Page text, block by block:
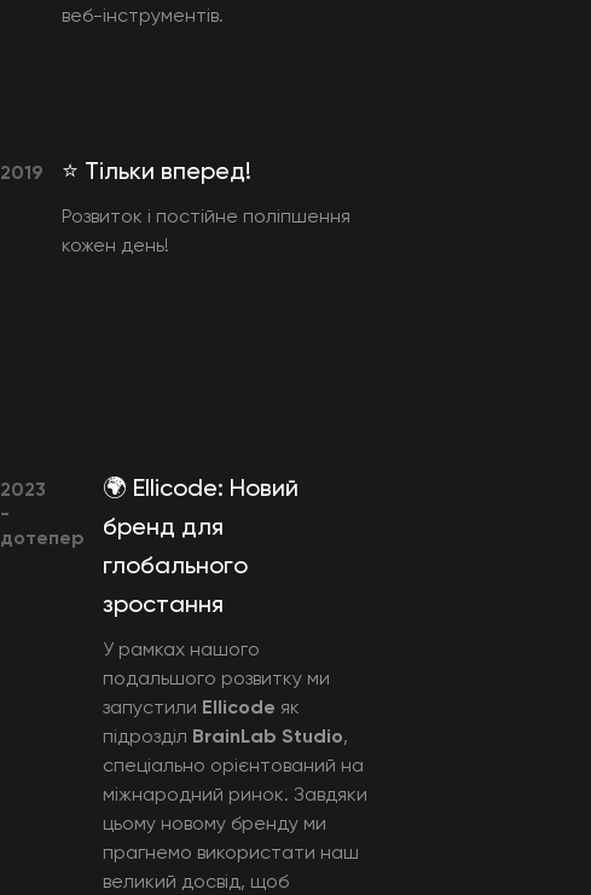
веб-інструментів.
2019 ⭐️ Тільки вперед!
Розвиток і постійне поліпшення
кожен день!
2023
-
дотепер
🌍 Ellicode: Новий
бренд для
глобального
зростання
У рамках нашого
подальшого розвитку ми
запустили Ellicode як
підрозділ BrainLab Studio,
спеціально орієнтований на
міжнародний ринок. Завдяки
цьому новому бренду ми
прагнемо використати наш
великий досвід, щоб